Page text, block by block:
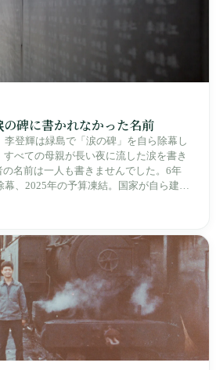
碑に書かれなかった名前
李登輝は緑島で「涙の碑」を自ら除幕し
すべての母親が長い夜に流した涙を書き
名前は一人も書きませんでした。6年
幕、2025年の予算凍結。国家が自ら建
念する博物館です。しかし解厳から39